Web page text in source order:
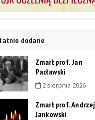
dodane
Zmarł prof. Jan
Pacławski
2 sierpnia 2026
Zmarł prof. Andrzej
Jankowski